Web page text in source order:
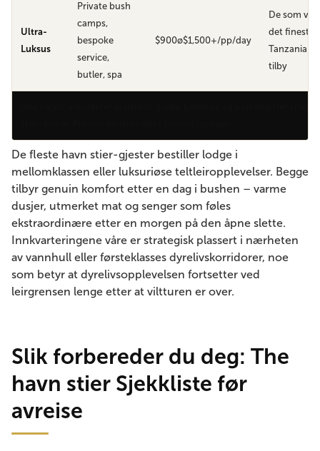
Ultra-
Luksus
Private bush
camps,
bespoke
service,
butler, spa
$900ø$1,500+/pp/day
De som vil
det fineste
Tanzania
tilby
De fleste havn stier-gjester bestiller lodge i
mellomklassen eller luksuriøse teltleiropplevelser. Begge
tilbyr genuin komfort etter en dag i bushen – varme
dusjer, utmerket mat og senger som føles
ekstraordinære etter en morgen på den åpne slette.
Innkvarteringene våre er strategisk plassert i nærheten
av vannhull eller førsteklasses dyrelivskorridorer, noe
som betyr at dyrelivsopplevelsen fortsetter ved
leirgrensen lenge etter at viltturen er over.
Slik forbereder du deg: The
havn stier Sjekkliste før
avreise